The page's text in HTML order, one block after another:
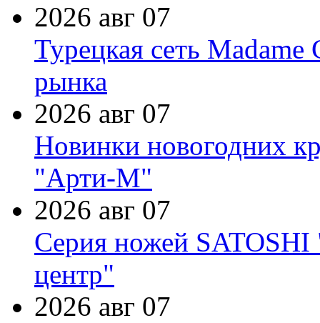
2026 авг 07
Турецкая сеть Madame
рынка
2026 авг 07
Новинки новогодних
"Арти-М"
2026 авг 07
Серия ножей
центр"
2026 авг 07